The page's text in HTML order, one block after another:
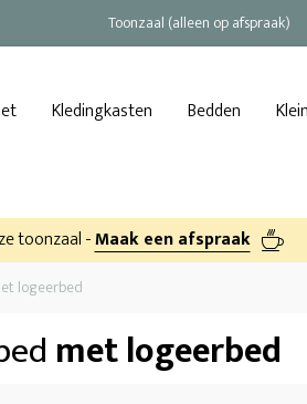
Toonzaal (alleen op afspraak)
Kledingkasten Bedden
toonzaal -Maak een afspraak
logeerbed
met logeerbed